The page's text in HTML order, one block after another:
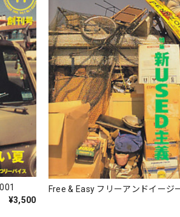
¥3,500
Free & Easy フリーアンドイージ